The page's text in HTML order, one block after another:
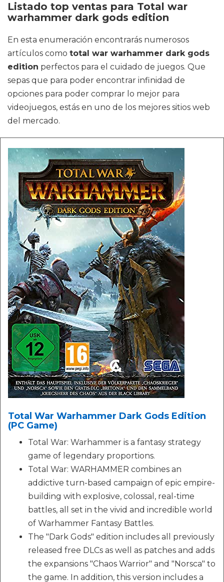
Listado top ventas para Total war
warhammer dark gods edition
En esta enumeración encontrarás numerosos
artículos como total war warhammer dark gods
edition perfectos para el cuidado de juegos. Que
sepas que para poder encontrar infinidad de
opciones para poder comprar lo mejor para
videojuegos, estás en uno de los mejores sitios web
del mercado.
Total War Warhammer Dark Gods Edition
(PC Game)
Total War: Warhammer is a fantasy strategy
game of legendary proportions.
Total War: WARHAMMER combines an
addictive turn-based campaign of epic empire-
building with explosive, colossal, real-time
battles, all set in the vivid and incredible world
of Warhammer Fantasy Battles.
The "Dark Gods" edition includes all previously
released free DLCs as well as patches and adds
the expansions "Chaos Warrior" and "Norsca" to
the game. In addition, this version includes a